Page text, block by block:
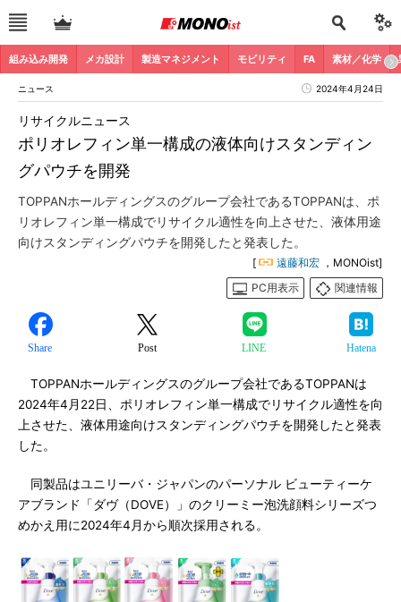
組み込み開発 メカ設計 製造マネジメント モビリティ FA 素材／化学
ニュース 2024年4月24日
ポリオレフィン単一構成の液体向けスタンディン
グパウチを開発
リサイクルニュース
TOPPANホールディングスのグループ会社であるTOPPANは、ポ
リオレフィン単一構成でリサイクル適性を向上させた、液体用途
向けスタンディングパウチを開発したと発表した。
[ 遠藤和宏 ，MONOist]
PC用表示
関連情報
Share Post LINE Hatena
TOPPANホールディングスのグループ会社であるTOPPANは
2024年4月22日、ポリオレフィン単一構成でリサイクル適性を向
上させた、液体用途向けスタンディングパウチを開発したと発表
した。
同製品はユニリーバ・ジャパンのパーソナル ビューティーケ
アブランド「ダヴ（DOVE）」のクリーミー泡洗顔料シリーズつ
めかえ用に2024年4月から順次採用される。